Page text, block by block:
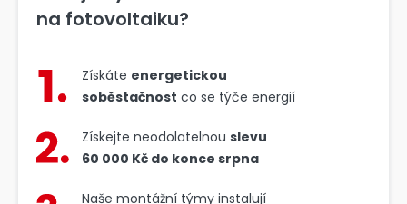
na fotovoltaiku?
Získáte energetickou
soběstačnost co se týče energií
Získejte neodolatelnou slevu
60 000 Kč do konce srpna
Naše montážní týmy instalují